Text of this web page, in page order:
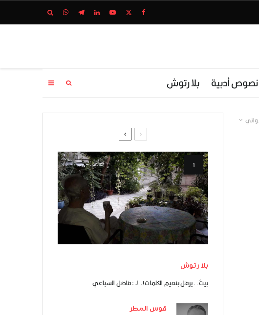
نصوص أدبية بلا رتوش
بلا رتوش
بيتٌ.. يرفل بنعيم الكلمات!..لـ : فاضل السباعي
قوس المطر